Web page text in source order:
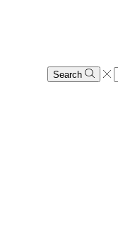
Search